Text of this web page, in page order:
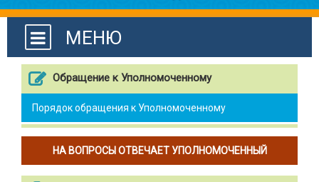
МЕНЮ
Обращение к Уполномоченному
Порядок обращения к Уполномоченному
НА ВОПРОСЫ ОТВЕЧАЕТ УПОЛНОМОЧЕННЫЙ